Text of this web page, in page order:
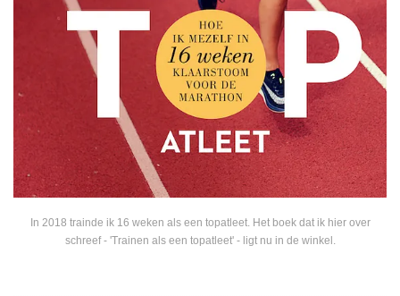
In 2018 trainde ik 16 weken als een topatleet. Het boek dat ik hier over
schreef - 'Trainen als een topatleet' - ligt nu in de winkel.